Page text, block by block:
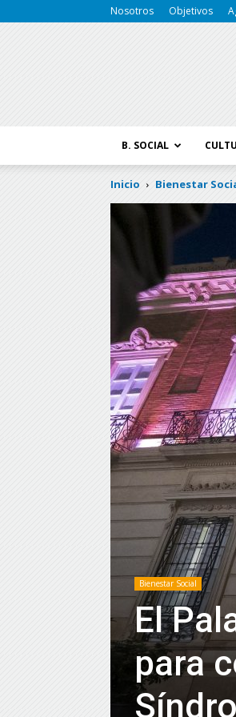
Nosotros Objetivos
B. SOCIAL
Inicio Bienestar
Bienestar Social
El
para